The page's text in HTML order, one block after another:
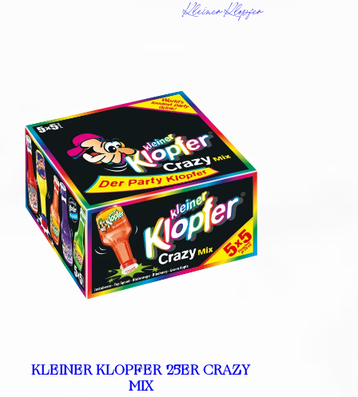
Kleiner Klopfer
KLEINER KLOPFER 25ER CRAZY
MIX